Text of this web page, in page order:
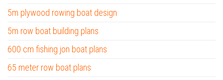
5m plywood rowing boat design
5m row boat building plans
600 cm fishing jon boat plans
65 meter row boat plans